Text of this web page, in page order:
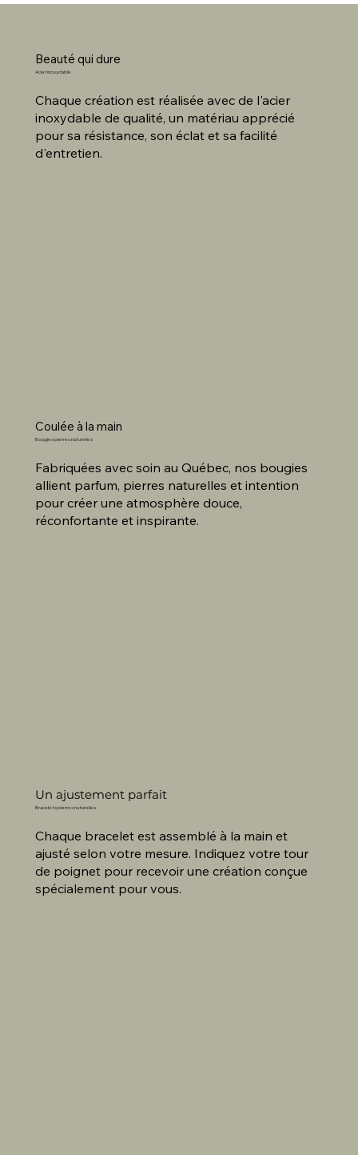
Beauté qui dure
Acier inoxydable
Chaque création est réalisée avec de l'acier
inoxydable de qualité, un matériau apprécié
pour sa résistance, son éclat et sa facilité
d'entretien.
Coulée à la main
Bougies pierres naturelles
Fabriquées avec soin au Québec, nos bougies
allient parfum, pierres naturelles et intention
pour créer une atmosphère douce,
réconfortante et inspirante.
Un ajustement parfait
Bracelets pierres naturelles
Chaque bracelet est assemblé à la main et
ajusté selon votre mesure. Indiquez votre tour
de poignet pour recevoir une création conçue
spécialement pour vous.